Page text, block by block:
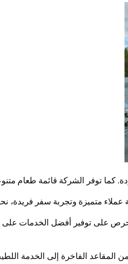
كما توفر الشركة قائمة طعام
متميزة وتجربة سفر فريدة،
على توفير أفضل الخدمات
المقاعد الفاخرة إلى الخدمة